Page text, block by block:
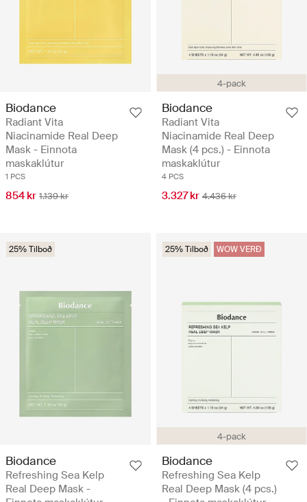
Biodance
Radiant Vita
Niacinamide Real Deep
Mask - Einnota
maskaklútur
1 PCS
854 kr 1.139 kr
4-pack
Biodance
Radiant Vita
Niacinamide Real Deep
Mask (4 pcs.) - Einnota
maskaklútur
4 PCS
3.327 kr 4.436 kr
25% Tilboð
Biodance
Refreshing Sea Kelp
Real Deep Mask -
4-pack
25% Tilboð WOW VERÐ
Biodance
Refreshing Sea Kelp
Real Deep Mask (4 pcs.)